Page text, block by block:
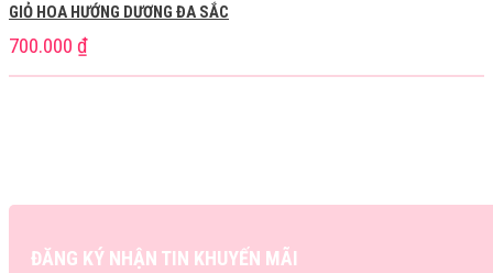
GIỎ HOA HƯỚNG DƯƠNG ĐA SẮC
700.000 ₫
ĐĂNG KÝ NHẬN TIN KHUYẾN MÃI